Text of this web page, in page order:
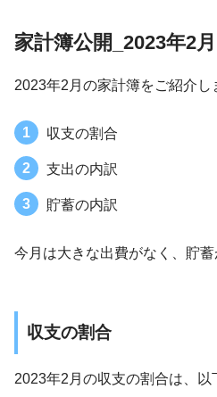
家計簿公開_2023年2月
2023年2月の家計簿をご紹介し
収支の割合
支出の内訳
貯蓄の内訳
今月は大きな出費がなく、貯蓄
収支の割合
2023年2月の収支の割合は、以